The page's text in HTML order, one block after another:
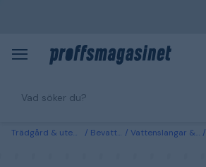
Trädgård & utemiljö Bevattning Vattenslangar & kopplingar